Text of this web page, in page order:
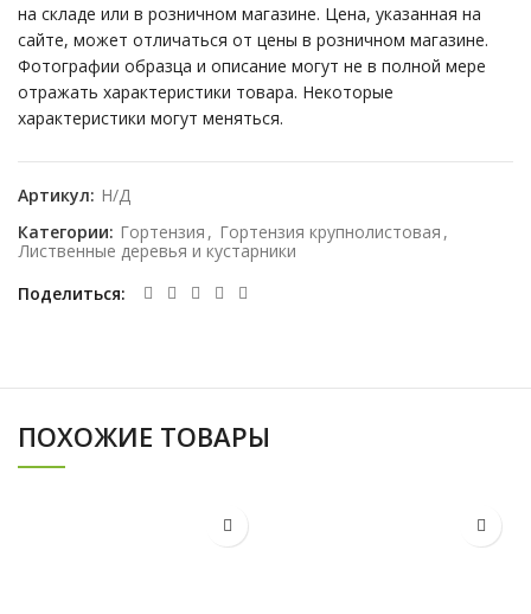
на складе или в розничном магазине. Цена, указанная на
сайте, может отличаться от цены в розничном магазине.
Фотографии образца и описание могут не в полной мере
отражать характеристики товара. Некоторые
характеристики могут меняться.
Артикул: Н/Д
Категории: Гортензия , Гортензия крупнолистовая ,
Лиственные деревья и кустарники
Поделиться
ПОХОЖИЕ ТОВАРЫ